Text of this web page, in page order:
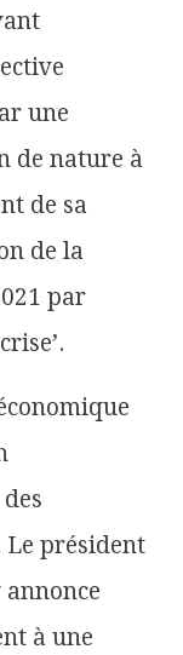
une
de nature à
de sa
de la
par
Le président
à une